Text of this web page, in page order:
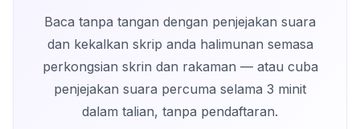
Baca tanpa tangan dengan penjejakan suara
dan kekalkan skrip anda halimunan semasa
perkongsian skrin dan rakaman — atau cuba
penjejakan suara percuma selama 3 minit
dalam talian, tanpa pendaftaran.